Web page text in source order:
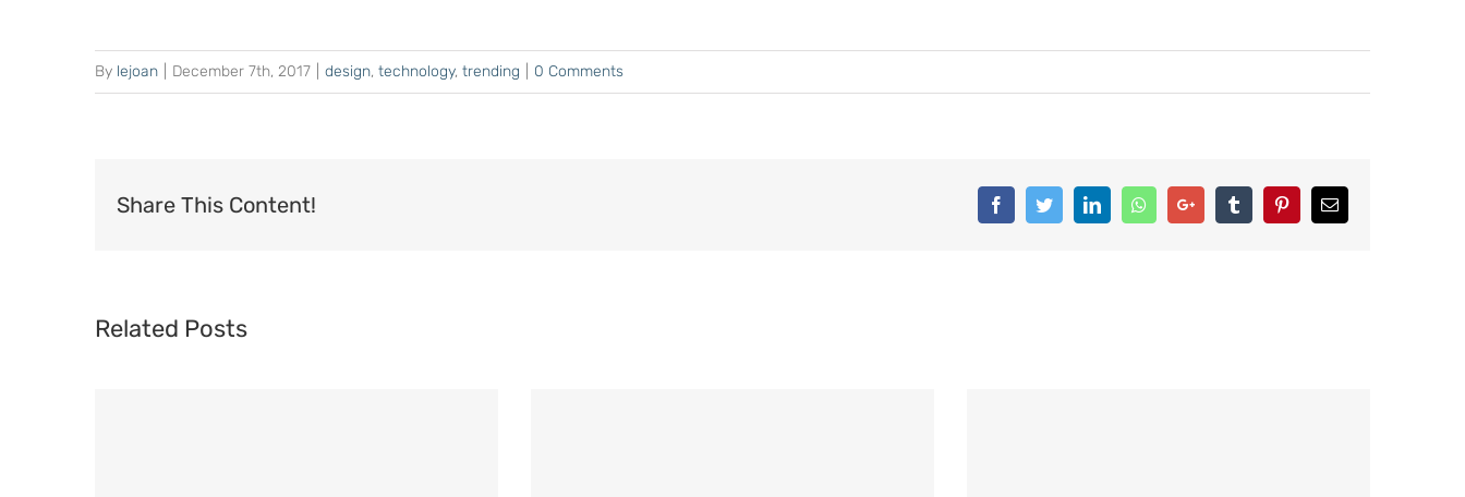
By lejoan December 7th, 2017 design, technology, trending 0 Comments
Share This Content! FacebookTwitterLinkedInWhatsappGoogle+ Tumblr PinterestEmail
Related Posts